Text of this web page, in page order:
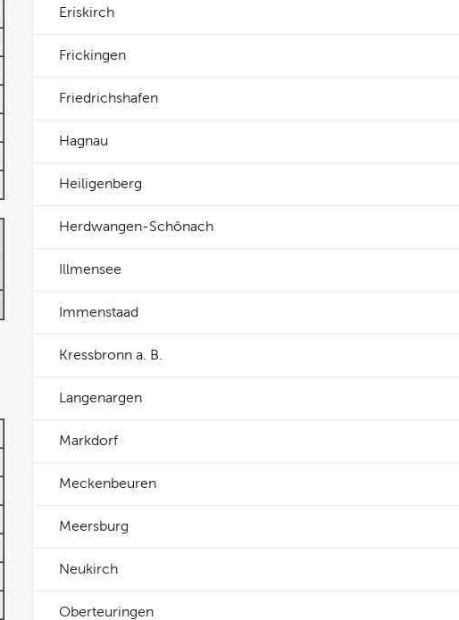
Eriskirch
Frickingen
Friedrichshafen
Hagnau
Heiligenberg
Herdwangen-Schönach
Illmensee
Immenstaad
Kressbronn a. B.
Langenargen
Markdorf
Meckenbeuren
Meersburg
Neukirch
Oberteuringen